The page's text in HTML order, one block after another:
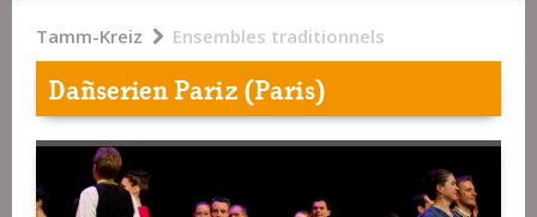
Tamm-Kreiz Ensembles traditionnels
Dañserien Pariz (Paris)